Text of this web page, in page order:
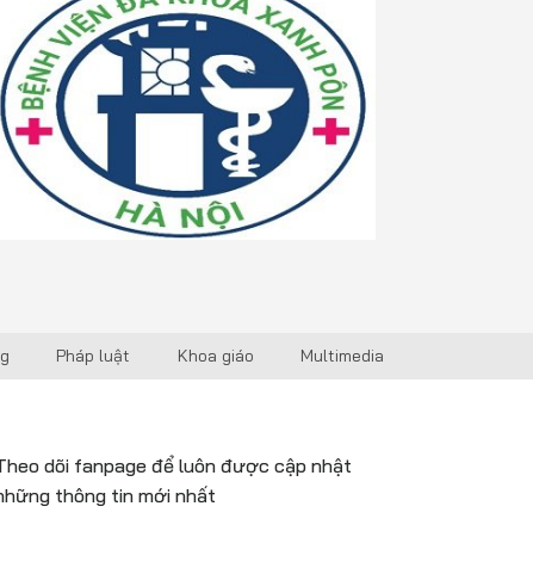
Pháp luật Khoa giáo Multimedia
dõi fanpage để luôn được cập nhật
thông tin mới nhất